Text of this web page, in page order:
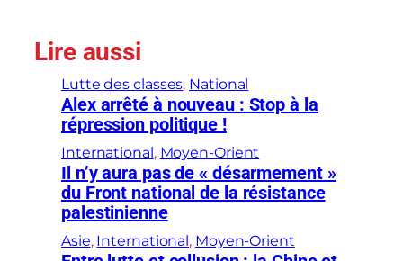
Lire aussi
Lutte des classes, National
Alex arrêté à nouveau : Stop à la
répression politique !
International , Moyen-Orient
Il n’y aura pas de « désarmement »
du Front national de la résistance
palestinienne
Asie, International , Moyen-Orient